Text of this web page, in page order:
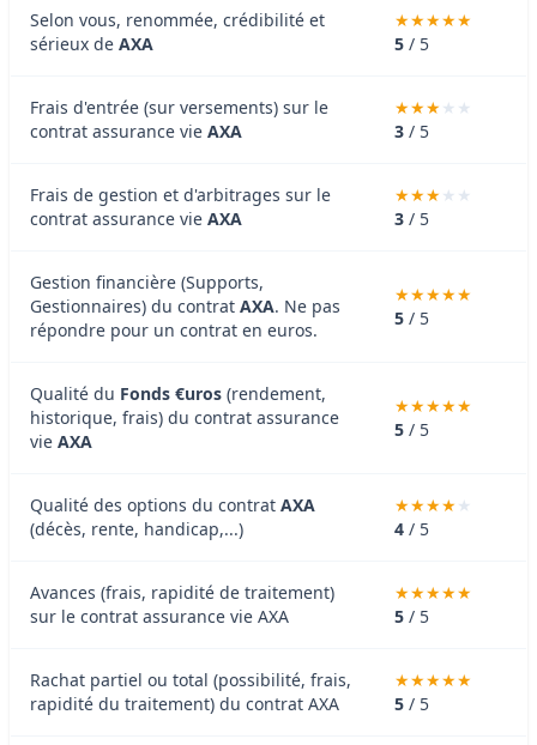
Selon vous, renommée, crédibilité et
sérieux de AXA 5 / 5
Frais d'entrée (sur versements) sur le
contrat assurance vie AXA 3 / 5
Frais de gestion et d'arbitrages sur le
contrat assurance vie AXA 3 / 5
Gestion financière (Supports,
Gestionnaires) du contrat AXA. Ne pas
répondre pour un contrat en euros.
5 / 5
Qualité du Fonds €uros (rendement,
historique, frais) du contrat assurance
vie AXA
5 / 5
Qualité des options du contrat AXA
(décès, rente, handicap,...)
4 / 5
Avances (frais, rapidité de traitement)
sur le contrat assurance vie AXA
5 / 5
Rachat partiel ou total (possibilité, frais,
rapidité du traitement) du contrat AXA
5 / 5